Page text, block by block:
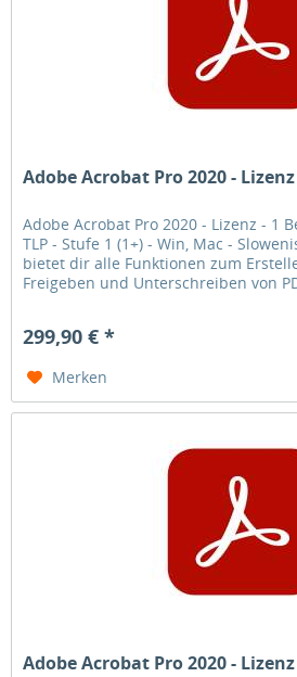
Adobe Acrobat Pro 2020 -
Adobe Acrobat Pro 2020 - Lizenz - 1
TLP - Stufe 1 (1+) - Win, Mac -
bietet dir alle Funktionen zum
Freigeben und Unterschreiben von
299,90 € *
Merken
Adobe Acrobat Pro 2020 -